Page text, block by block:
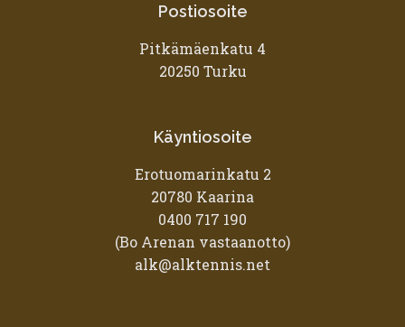
Postiosoite
Pitkämäenkatu 4
20250 Turku
Käyntiosoite
Erotuomarinkatu 2
20780 Kaarina
0400 717 190
(Bo Arenan vastaanotto)
alk@alktennis.net